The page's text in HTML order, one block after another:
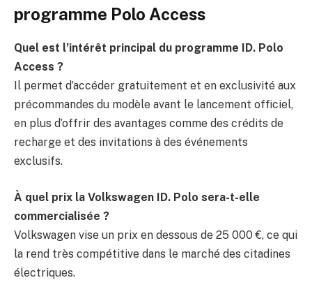
programme Polo Access
Quel est l’intérêt principal du programme ID. Polo
Access ?
Il permet d’accéder gratuitement et en exclusivité aux
précommandes du modèle avant le lancement officiel,
en plus d’offrir des avantages comme des crédits de
recharge et des invitations à des événements
exclusifs.
À quel prix la Volkswagen ID. Polo sera-t-elle
commercialisée ?
Volkswagen vise un prix en dessous de 25 000 €, ce qui
la rend très compétitive dans le marché des citadines
électriques.